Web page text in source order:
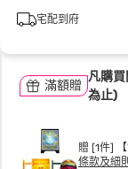
宅配到府
滿額贈
凡購
為止)
贈 [1件]
條款及細則